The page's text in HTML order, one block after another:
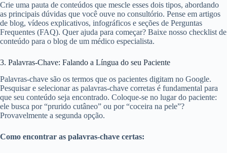
Crie uma pauta de conteúdos que mescle esses dois tipos, abordando
as principais dúvidas que você ouve no consultório. Pense em artigos
de blog, vídeos explicativos, infográficos e seções de Perguntas
Frequentes (FAQ). Quer ajuda para começar? Baixe nosso checklist de
conteúdo para o blog de um médico especialista.
3. Palavras-Chave: Falando a Língua do seu Paciente
Palavras-chave são os termos que os pacientes digitam no Google.
Pesquisar e selecionar as palavras-chave corretas é fundamental para
que seu conteúdo seja encontrado. Coloque-se no lugar do paciente:
ele busca por “prurido cutâneo” ou por “coceira na pele”?
Provavelmente a segunda opção.
Como encontrar as palavras-chave certas: